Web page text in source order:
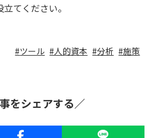
てください。
ツール 人的資本 分析 施策
をシェアする／